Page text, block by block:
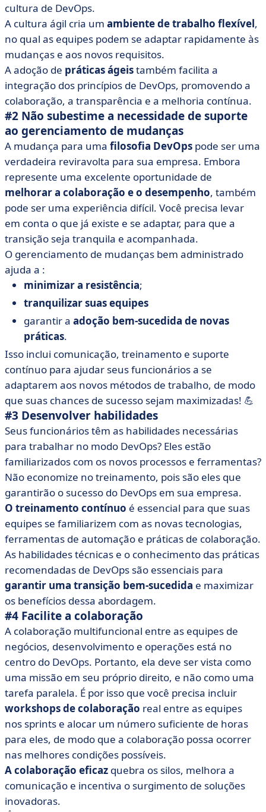
cultura de DevOps.
A cultura ágil cria um ambiente de trabalho flexível,
no qual as equipes podem se adaptar rapidamente às
mudanças e aos novos requisitos.
A adoção de práticas ágeistambém facilita a
integração dos princípios de DevOps, promovendo a
colaboração, a transparência e a melhoria contínua.
#2 Não subestime a necessidade de suporte
ao gerenciamento de mudanças
A mudança para uma filosofia DevOps pode ser uma
verdadeira reviravolta para sua empresa. Embora
represente uma excelente oportunidade de
melhorar a colaboração e o desempenho, também
pode ser uma experiência difícil. Você precisa levar
em conta o que já existe e se adaptar, para que a
transição seja tranquila e acompanhada.
O gerenciamento de mudanças bem administrado
ajuda a :
minimizar a resistência;
tranquilizar suas equipes
garantir a adoção bem-sucedida de novas
práticas.
Isso inclui comunicação, treinamento e suporte
contínuo para ajudar seus funcionários a se
adaptarem aos novos métodos de trabalho, de modo
que suas chances de sucesso sejam maximizadas! 💪
#3 Desenvolver habilidades
Seus funcionários têm as habilidades necessárias
para trabalhar no modo DevOps? Eles estão
familiarizados com os novos processos e ferramentas?
Não economize no treinamento, pois são eles que
garantirão o sucesso do DevOps em sua empresa.
O treinamento contínuo é essencial para que suas
equipes se familiarizem com as novas tecnologias,
ferramentas de automação e práticas de colaboração.
As habilidades técnicas e o conhecimento das práticas
recomendadas de DevOps são essenciais para
garantir uma transição bem-sucedida e maximizar
os benefícios dessa abordagem.
#4 Facilite a colaboração
A colaboração multifuncional entre as equipes de
negócios, desenvolvimento e operações está no
centro do DevOps. Portanto, ela deve ser vista como
uma missão em seu próprio direito, e não como uma
tarefa paralela. É por isso que você precisa incluir
workshops de colaboração real entre as equipes
nos sprints e alocar um número suficiente de horas
para eles, de modo que a colaboração possa ocorrer
nas melhores condições possíveis.
A colaboração eficaz quebra os silos, melhora a
comunicação e incentiva o surgimento de soluções
inovadoras.